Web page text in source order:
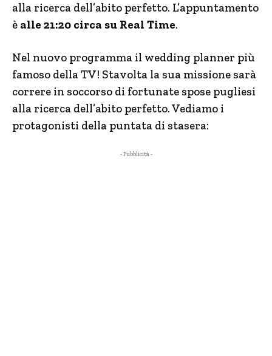
alla ricerca dell’abito perfetto. L’appuntamento
è alle 21:20 circa su Real Time.
Nel nuovo programma il wedding planner più
famoso della TV! Stavolta la sua missione sarà
correre in soccorso di fortunate spose pugliesi
alla ricerca dell’abito perfetto. Vediamo i
protagonisti della puntata di stasera:
- Pubblicità -